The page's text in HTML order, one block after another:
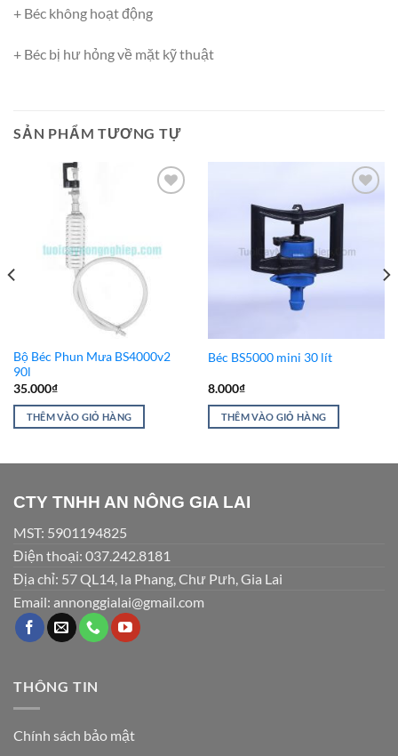
+ Béc không hoạt động
+ Béc bị hư hỏng về mặt kỹ thuật
SẢN PHẨM TƯƠNG TỰ
Wishlist
Bộ Béc Phun Mưa BS4000v2
90l
35.000₫
THÊM VÀO GIỎ HÀNG
Wishlist
Béc BS5000 mini 30 lít
8.000₫
THÊM VÀO GIỎ HÀNG
CTY TNHH AN NÔNG GIA LAI
MST: 5901194825
Điện thoại: 037.242.8181
Địa chỉ: 57 QL14, Ia Phang, Chư Pưh, Gia Lai
Email: annonggialai@gmail.com
THÔNG TIN
Chính sách bảo mật